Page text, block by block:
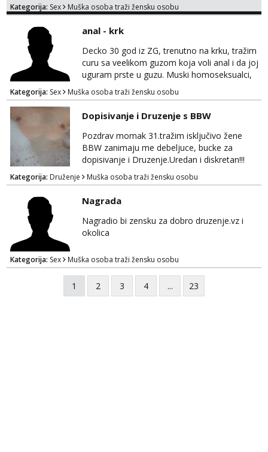
nemam ali ako smo za druženje možemo
Kategorija: Sex Muška osoba traži žensku osobu
anal - krk
Decko 30 god iz ZG, trenutno na krku, tražim
curu sa veelikom guzom koja voli anal i da joj
uguram prste u guzu. Muski homoseksualci,
parovi i transiči odjebite, ne zanimate me. Bilo
kakva placanja opcenito (gotovina) ili
unaprijed (aircash, paysafecard, bonovi) ne
dolaze u obzir. Javit se prvo porukom na
whatsapp 0958048882.
Kategorija: Sex Muška osoba traži žensku osobu
Dopisivanje i Druzenje s BBW
Pozdrav momak 31.tražim isključivo žene
BBW zanimaju me debeljuce, bucke za
dopisivanje i Druzenje.Uredan i diskretan!!!
Kategorija: Druženje Muška osoba traži žensku osobu
Nagrada
Nagradio bi zensku za dobro druzenje.vz i
okolica
Kategorija: Sex Muška osoba traži žensku osobu
1 2 3 4 ... 23